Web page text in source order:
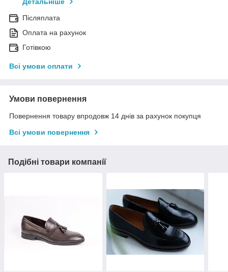
Детальніше
Післяплата
Оплата на рахунок
Готівкою
Всі умови оплати
Умови повернення
Повернення товару впродовж 14 днів за рахунок покупця
Всі умови повернення
Подібні товари компанії